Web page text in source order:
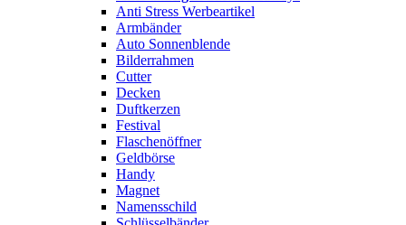
Anti Stress Werbeartikel
Armbänder
Auto Sonnenblende
Bilderrahmen
Cutter
Decken
Duftkerzen
Festival
Flaschenöffner
Geldbörse
Handy
Magnet
Namensschild